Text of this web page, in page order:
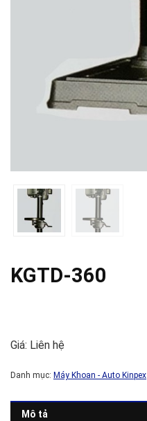
KGTD-360
Giá: Liên hệ
Danh mục: Máy Khoan - Auto Kinpex
Mô tả